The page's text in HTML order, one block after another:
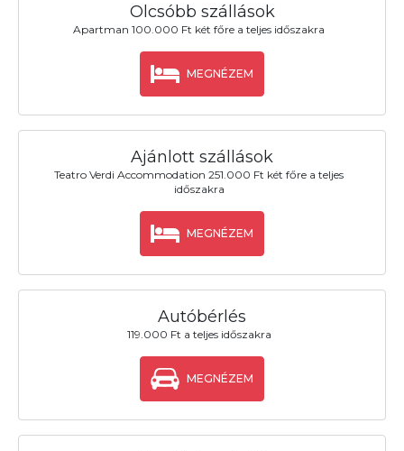
Olcsóbb szállások
Apartman 100.000 Ft két főre a teljes időszakra
MEGNÉZEM
Ajánlott szállások
Teatro Verdi Accommodation 251.000 Ft két főre a teljes
időszakra
MEGNÉZEM
Autóbérlés
119.000 Ft a teljes időszakra
MEGNÉZEM